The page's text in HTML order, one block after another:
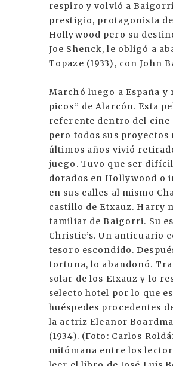
respiro y volvió a
prestigio, protagonista
Hollywood pero su
Joe Shenck, le obligó a
Topaze (1933), con John
Marchó luego a España
picos” de Alarcón. Esta
referente dentro del cine
pero todos sus
últimos años vivió
juego. Tuvo que ser
dorados en Hollywood o
en sus calles al mismo
castillo de Etxauz. Harry
familiar de Baigorri. Su
Christie’s. Un anticuario
tesoro escondido.
fortuna, lo abandonó.
solar de los Etxauz y lo
selecto hotel por lo que
huéspedes procedentes
la actriz Eleanor
(1934). (Foto: Carlos
mitómana entre los